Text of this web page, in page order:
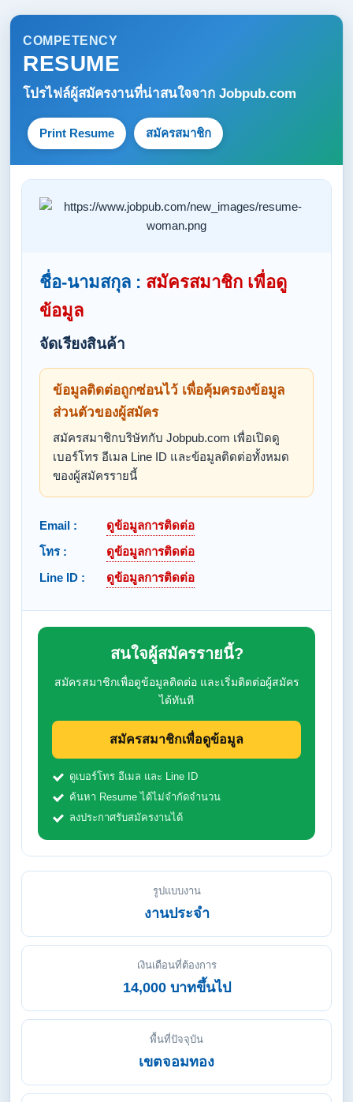
COMPETENCY
RESUME
โปรไฟล์ผู้สมัครงานที่น่าสนใจจาก Jobpub.com
Print Resume สมัครสมาชิก
ชื่อ-นามสกุล : สมัครสมาชิก เพื่อดู
ข้อมูล
จัดเรียงสินค้า
ข้อมูลติดต่อถูกซ่อนไว้ เพื่อคุ้มครองข้อมูล
ส่วนตัวของผู้สมัคร
สมัครสมาชิกบริษัทกับ Jobpub.com เพื่อเปิดดู
เบอร์โทร อีเมล Line ID และข้อมูลติดต่อทั้งหมด
ของผู้สมัครรายนี้
Email :
ดูข้อมูลการติดต่อ
โทร :
ดูข้อมูลการติดต่อ
Line ID :
ดูข้อมูลการติดต่อ
สนใจผู้สมัครรายนี้?
สมัครสมาชิกเพื่อดูข้อมูลติดต่อ และเริ่มติดต่อผู้สมัคร
ได้ทันที
สมัครสมาชิกเพื่อดูข้อมูล
ดูเบอร์โทร อีเมล และ Line ID
ค้นหา Resume ได้ไม่จำกัดจำนวน
ลงประกาศรับสมัครงานได้
รูปแบบงาน
งานประจำ
เงินเดือนที่ต้องการ
14,000 บาทขึ้นไป
พื้นที่ปัจจุบัน
เขตจอมทอง